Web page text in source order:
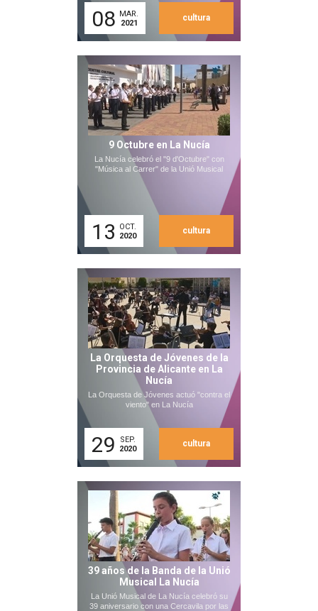
08 MAR.
2021
cultura
9 Octubre en La Nucía
La Nucía celebró el "9 d'Octubre" con
"Música al Carrer" de la Unió Musical
13
OCT.
2020
cultura
La Orquesta de Jóvenes de la
Provincia de Alicante en La
Nucía
La Orquesta de Jóvenes actuó "contra el
viento" en La Nucía
29
SEP.
2020
cultura
39 años de la Banda de la Unió
Musical La Nucía
La Unió Musical de La Nucía celebró su
39 aniversario con una Cercavila por las